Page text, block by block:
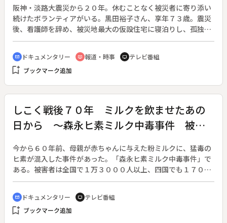
打ち上げを続けている。２０１４年夏、気仙沼市で「鎮魂と希
望の花火」を打ち上げた。また、被災した宮城県の花火師を受
け入れている。◆リバイブジャパン：震災直後から山梨発のボ
さを説く。◆身延山大学・柳本伊左雄教授：仏像彫刻の第一人
者。震災から半年後に犠牲者の鎮魂のために仏像の制作を開
っている。最近の活動として、福島県南相馬市の伝統芸能「北
屋形の神楽」の復活、そして２０１４年１１月、相馬野馬追と
並ぶイベントに育てると意気込む、街おこしイベント「うまま
まつり」を行う。◆星の語り部：山梨県立科学館を拠点に活動
するグループ。「出張プラネタリウム」「星空書簡」など、被
災地の施設や仮設住宅で星空の魅力を伝える活動を続ける。
阪神・淡路大震災から２０年。休むことなく被災者に寄り添い
続けたボランティアがいる。黒田裕子さん、享年７３歳。震災
後、看護師を辞め、被災地最大の仮設住宅に寝泊りし、孤独死
を防ぐなどを目標に、仮設が解消されるまでの４年３か月、２
４時間見守り活動にあたった。東日本大震災でも、発生翌日に
現地入り。被災地では初めて２４時間看護師が常駐する仮設を
実現させる。しかし２０年目を目前にした２０１４年９月、末
ないのは悔しい」。病床でも被災者のことを気遣い続けた黒田
さん。被災者とともに歩んだ彼女のメッセージは今も被災地に
息づいている。
cinematic_blur ドキュメンタリー ondemand_video 報道・時事 tv テレビ番組
bookmark_add ブックマーク追加
しこく戦後７０年 ミルクを飲ませたあの
日から ～森永ヒ素ミルク中毒事件 被害
今から６０年前、母親が赤ちゃんに与えた粉ミルクに、猛毒の
ヒ素が混入した事件があった。「森永ヒ素ミルク中毒事件」で
ある。被害者は全国で１万３０００人以上、四国でも１７００
人を超える赤ちゃんが被害を受けた。後遺症で脳性まひや、視
覚・聴覚に障害が残った人もいる。６０代となった今も後遺症
と向き合う被害者、我が子への自責の念を抱え続ける母親。被
害者たちの証言から、知られざる事件の歴史をたどる。
cinematic_blur ドキュメンタリー tv テレビ番組
bookmark_add ブックマーク追加